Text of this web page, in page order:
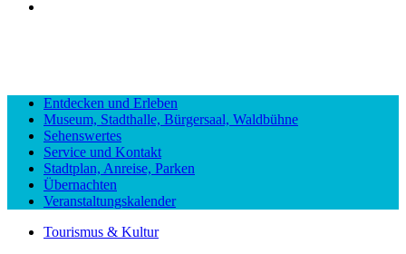
Entdecken und Erleben
Museum, Stadthalle, Bürgersaal, Waldbühne
Sehenswertes
Service und Kontakt
Stadtplan, Anreise, Parken
Übernachten
Veranstaltungskalender
Tourismus & Kultur